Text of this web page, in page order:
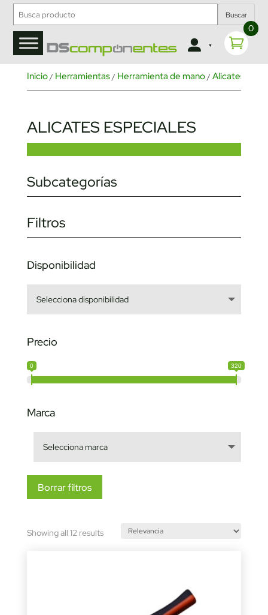
Buscar
0
Inicio/ Herramientas/ Herramienta de mano/ Alicates y
ALICATES ESPECIALES
Subcategorías
Filtros
Disponibilidad
Precio
0 320
Marca
Borrar filtros
Showing all 12 resultsSorted